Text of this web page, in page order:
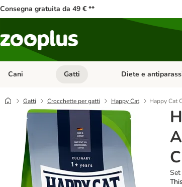
Consegna gratuita da 49 € **
Cani Apri Menu Categoria: Cani
Gatti Apri Menu Categoria:
Diete e
Gatti Crocchette per gatti Happy Cat Happy Cat